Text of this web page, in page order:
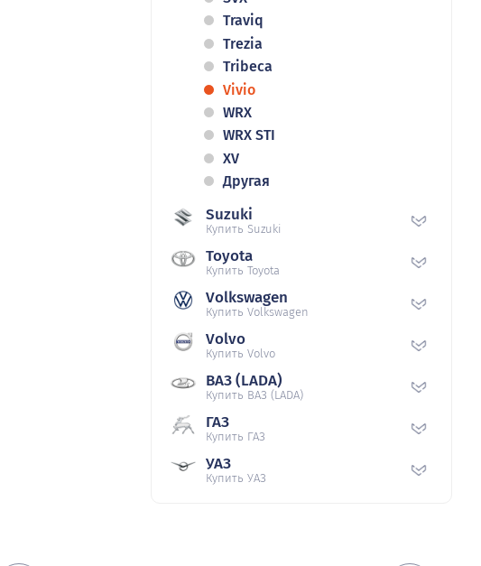
Traviq
Trezia
Tribeca
Vivio
WRX
WRX STI
XV
Другая
Suzuki
Купить Suzuki
Toyota
Купить Toyota
Volkswagen
Купить Volkswagen
Volvo
Купить Volvo
ВАЗ (LADA)
Купить ВАЗ (LADA)
ГАЗ
Купить ГАЗ
УАЗ
Купить УАЗ